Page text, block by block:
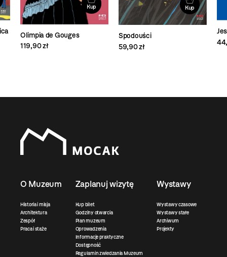
Kup
Olimpia de Gouges
119,90 zł
Kup
Spodouści
59,90 zł
O Muzeum
Historia i misja
Architektura
Zespół
Praca i staże
Zaplanuj wizytę
Kup bilet
Godziny otwarcia
Plan muzeum
Oprowadzenia
Informacje praktyczne
Dostępność
Regulamin zwiedzania Muzeum
Wystawy
Wystawy czasowe
Wystawy stałe
Archiwum
Projekty